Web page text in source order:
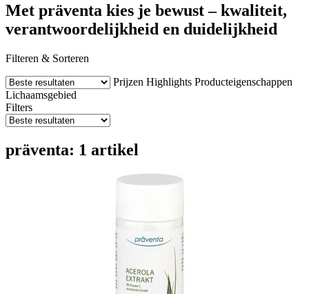
Met präventa kies je bewust – kwaliteit,
verantwoordelijkheid en duidelijkheid
Filteren & Sorteren
Prijzen Highlights Producteigenschappen
Lichaamsgebied
Filters
präventa: 1 artikel